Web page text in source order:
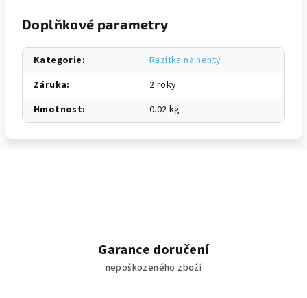
Doplňkové parametry
Kategorie:
Razítka na nehty
Záruka:
2 roky
Hmotnost: 0.02 kg
Garance doručení
nepoškozeného zboží